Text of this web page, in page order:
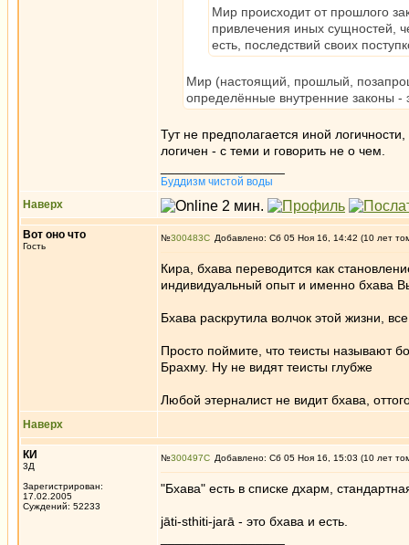
Мир происходит от прошлого
привлечения иных сущностей,
есть, последствий своих
Мир (настоящий, прошлый,
определённые внутренние законы -
Тут не предполагается иной
логичен - с теми и говорить не о чем.
Буддизм чистой воды
Наверх
Вот оно что
Гость
№300483 Добавлено: Сб 05 Ноя 16, 14:42 (10 лет
Кира, бхава переводится как
индивидуальный опыт и именно бхава
Бхава раскрутила волчок этой жизни,
Просто поймите, что теисты называют
Брахму. Ну не видят теисты глубже
Любой этерналист не видит бхава,
Наверх
КИ
3Д
Зарегистрирован:
17.02.2005
Суждений: 52233
№300497 Добавлено: Сб 05 Ноя 16, 15:03 (10 лет
"Бхава" есть в списке дхарм,
jāti-sthiti-jarā - это бхава и есть.